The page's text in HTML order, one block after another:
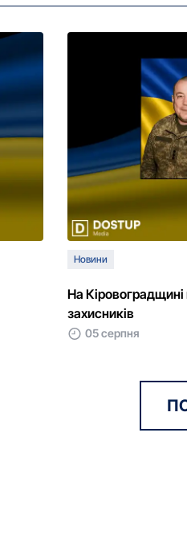
Новини
На
захисників
05 серпня